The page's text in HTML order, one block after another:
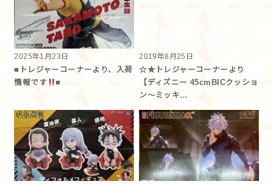
2025年1月23日
■トレジャーコーナーより、入荷
情報です
■
2019年8月25日
☆★トレジャーコーナーより
【ディズニー 45cmBICクッショ
ン～ミッキ…